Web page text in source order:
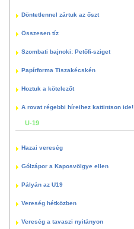
Döntetlennel zártuk az őszt
Összesen tíz
Szombati bajnoki: Petőfi-sziget
Papírforma Tiszakécskén
Hoztuk a kötelezőt
A rovat régebbi híreihez kattintson ide!
U-19
Hazai vereség
Gólzápor a Kaposvölgye ellen
Pályán az U19
Vereség hétközben
Vereség a tavaszi nyitányon